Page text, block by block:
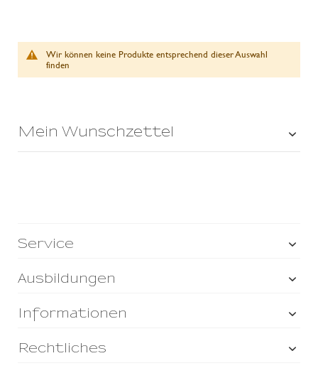
Wir können keine Produkte entsprechend dieser Auswahl
finden
Mein Wunschzettel
Service
Ausbildungen
Informationen
Rechtliches